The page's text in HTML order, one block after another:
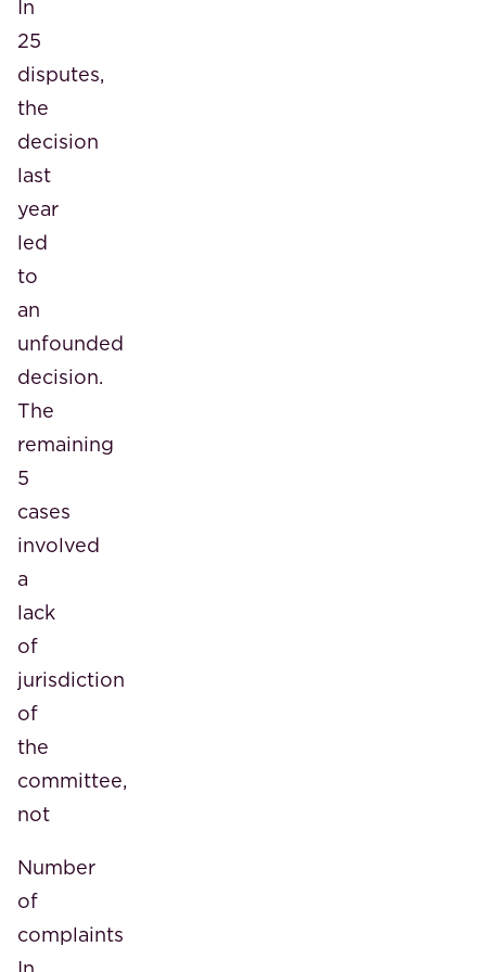
In
25
disputes,
the
decision
last
year
led
to
an
unfounded
decision.
The
remaining
5
cases
involved
a
lack
of
jurisdiction
of
the
committee,
not
Number
of
complaints